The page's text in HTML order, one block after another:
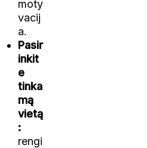
moty
vacij
a.
Pasir
inkit
e
tinka
mą
vietą
:
rengi